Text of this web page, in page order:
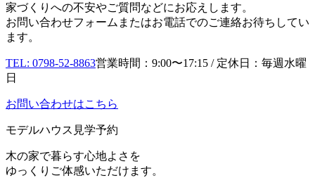
家づくりへの不安やご質問などにお応えします。
お問い合わせフォームまたはお電話でのご連絡お待ちしてい
ます。
TEL: 0798-52-8863営業時間：9:00〜17:15 / 定休日：毎週水曜
日
お問い合わせはこちら
モデルハウス見学予約
木の家で暮らす心地よさを
ゆっくりご体感いただけます。